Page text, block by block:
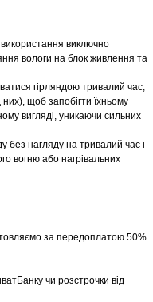
виключно
вологи на блок живлення та
гірляндою тривалий час,
щоб запобігти їхньому
вигляді, уникаючи сильних
без нагляду на тривалий час і
вогню або нагрівальних
за передоплатою 50%.
чи розстрочки від